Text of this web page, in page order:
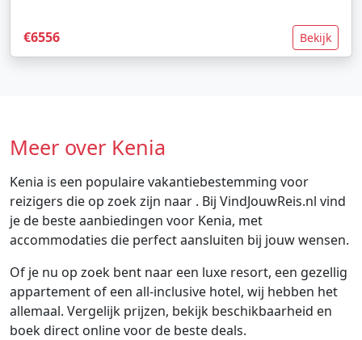
€6556 Bekijk
Meer over Kenia
Kenia is een populaire vakantiebestemming voor
reizigers die op zoek zijn naar . Bij VindJouwReis.nl vind
je de beste aanbiedingen voor Kenia, met
accommodaties die perfect aansluiten bij jouw wensen.
Of je nu op zoek bent naar een luxe resort, een gezellig
appartement of een all-inclusive hotel, wij hebben het
allemaal. Vergelijk prijzen, bekijk beschikbaarheid en
boek direct online voor de beste deals.